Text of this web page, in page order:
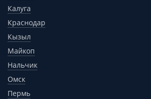
Калуга
Краснодар
Кызыл
Майкоп
Нальчик
Омск
Пермь